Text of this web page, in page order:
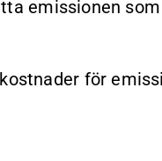
emissionen
för